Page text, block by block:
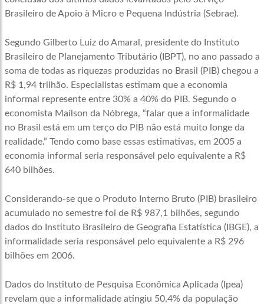
Brasileiro de Apoio à Micro e Pequena Indústria (Sebrae).
Segundo Gilberto Luiz do Amaral, presidente do Instituto
Brasileiro de Planejamento Tributário (IBPT), no ano passado a
soma de todas as riquezas produzidas no Brasil (PIB) chegou a
R$ 1,94 trilhão. Especialistas estimam que a economia
informal represente entre 30% a 40% do PIB. Segundo o
economista Maílson da Nóbrega, “falar que a informalidade
no Brasil está em um terço do PIB não está muito longe da
realidade.” Tendo como base essas estimativas, em 2005 a
economia informal seria responsável pelo equivalente a R$
640 bilhões.
Considerando-se que o Produto Interno Bruto (PIB) brasileiro
acumulado no semestre foi de R$ 987,1 bilhões, segundo
dados do Instituto Brasileiro de Geografia Estatística (IBGE), a
informalidade seria responsável pelo equivalente a R$ 296
bilhões em 2006.
Dados do Instituto de Pesquisa Econômica Aplicada (Ipea)
revelam que a informalidade atingiu 50,4% da população